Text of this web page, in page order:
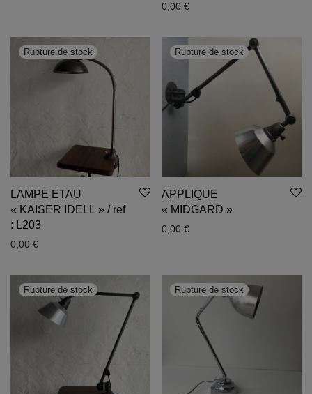
0,00 €
LAMPE ETAU
« KAISER IDELL » / ref
: L203
0,00 €
APPLIQUE
« MIDGARD »
0,00 €